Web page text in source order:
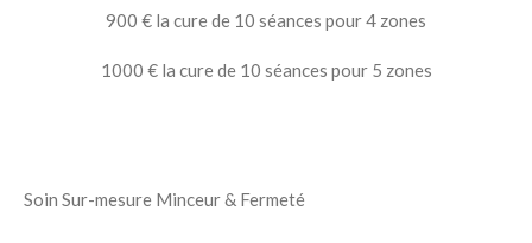
900 € la cure de 10 séances pour 4 zones
1000 € la cure de 10 séances pour 5 zones
Soin Sur-mesure Minceur & Fermeté